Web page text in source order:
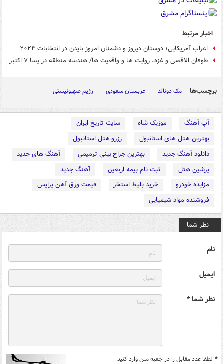
اخبار مرتبط
اعراب آمریکایی؛ دوستان دیروز و دشمنان امروز بایدن در انتخابات ۲۰۲۴
طوفان الاقصی و غزه، روایت ها و واقعیت ها/ هندسه منطقه در پسا ۷ اکتبر
برچسب‌ها مک دونالد عربستان سعودی رژیم صهیونیستی
آپ آهنگ موزیک شاه
سایت تاریخ ایران
بهترین هتل های استانبول
رزرو هتل استانبول
دانلود آهنگ جدید
بهترین جراح بینی ترمیمی
آهنگ های جدید
پرشین هتل
ثبت نام بیمه اربعین
آهنگ جدید
مزایده خودرو
خرید بلیط استخر
قیمت ورق آهن پرایس
فروشنده مواد شیمیایی
نظر شما
نام
ایمیل
نظر شما *
* لطفا عدد مقابل را در جعبه متن وارد کنید